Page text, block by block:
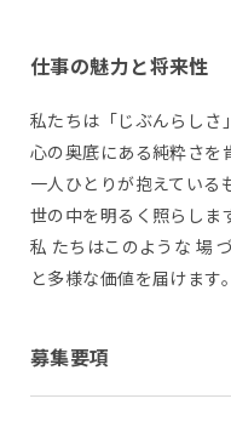
仕事の魅力と将来性
私たちは「じぶんらしさ
心の奥底にある純粋さを
一人ひとりが抱えている
世の中を明るく照らしま
私 たちはこのような 場
と多様な価値を届けます。
募集要項